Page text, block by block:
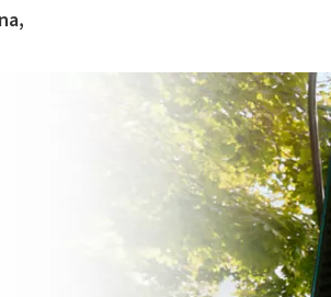
è gestito da Plenitude On The Road